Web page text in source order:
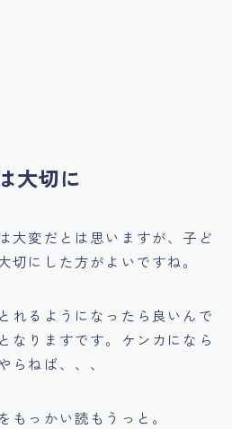
大切に
大変だとは思いますが、子ど
切にした方がよいですね。
れるようになったら良いんで
なりますです。ケンカになら
らねば、、、
もっかい読もうっと。